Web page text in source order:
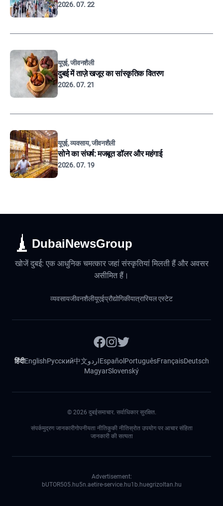
2026. 07. 22
यूएई, जीवनशैली
दुबई में ताज़े खजूर का सांस्कृतिक वितरण
2026. 07. 21
यूएई, व्यवसाय, जीवनशैली
सोने का संघर्ष: मजबूत डॉलर और महंगाई
2026. 07. 19
DubaiNewsGroup
खोजें दुबई: एक आधुनिक चमत्कार जहां संस्कृतियां मिलती हैं और अवसर
असीमित हैं।
व्यवसायजीवनशैलीयूएईप्रौद्योगिकीयात्रारियल एस्टेट
हिंदीEnglishРусский中文اردوEspañol PortuguêsFrançaisDeutsch
MagyarSlovenský
© 2026 दुबईसमाचार. सर्वाधिकार सुरक्षित.
संपर्कमुद्रण जानकारीगोपनीयता नीतिकुकी नीतिस्रोत उपयोग पर आचार संहिता
जानकारी की सत्यता
Advertisement:
bUTOR505.hu5n.aetire-service.hu1b.huegrizoltan.hu